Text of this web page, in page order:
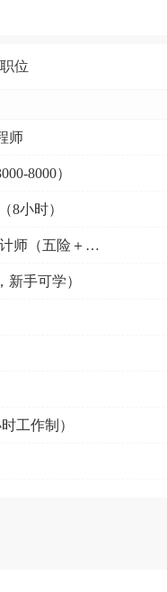
位
师
8000）
8小时）
仑苍-塑料模具设计师（五险＋包吃住）
新手可学）
工作制）